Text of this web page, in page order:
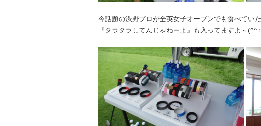
今話題の渋野プロが全英女子オープンでも食べていた
『タラタラしてんじゃねーよ』も入ってますよ～(^^♪